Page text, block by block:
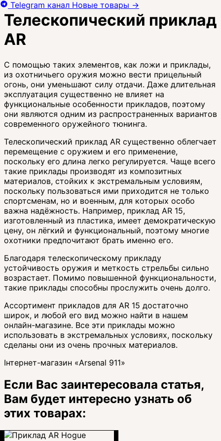
Телескопический приклад
AR
С помощью таких элементов, как ложи и приклады,
из охотничьего оружия можно вести прицельный
огонь, они уменьшают силу отдачи. Даже длительная
эксплуатация существенно не влияет на
функциональные особенности прикладов, поэтому
они являются одним из распространенных вариантов
современного оружейного тюнинга.
Телескопический приклад AR существенно облегчает
перемещение с оружием и его применение,
поскольку его длина легко регулируется. Чаще всего
такие приклады производят из композитных
материалов, стойких к экстремальным условиям,
поскольку пользоваться ими приходится не только
спортсменам, но и военным, для которых особо
важна надёжность. Например, приклад AR 15,
изготовленный из пластика, имеет демократическую
цену, он лёгкий и функциональный, поэтому многие
охотники предпочитают брать именно его.
Благодаря телескопическому прикладу
устойчивость оружия и меткость стрельбы сильно
возрастает. Помимо повышенной функциональности,
такие приклады способны прослужить очень долго.
Ассортимент прикладов для AR 15 достаточно
широк, и любой его вид можно найти в нашем
онлайн-магазине. Все эти приклады можно
использовать в экстремальных условиях, поскольку
сделаны они из очень прочных материалов.
Інтернет-магазин «Arsenal 911»
Если Вас заинтересовала статья,
Вам будет интересно узнать об
этих товарах:
Telegram канал Новые товары →